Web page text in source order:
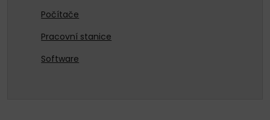
Počítače
Pracovní stanice
Software